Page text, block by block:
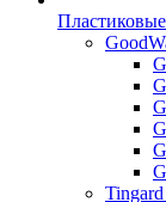
Tingard